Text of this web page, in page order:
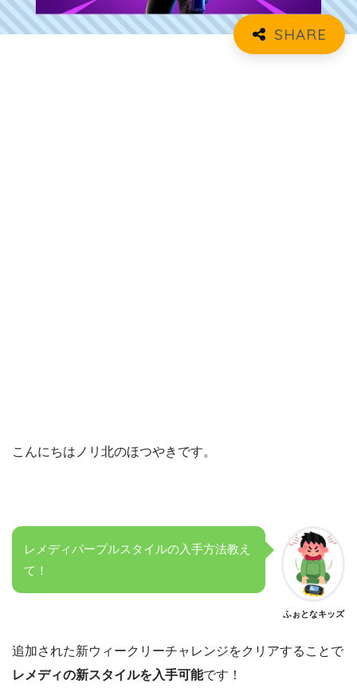
こんにちはノリ北のほつやきです。
レメディパープルスタイルの入手方法教え
て！
ふぉとなキッズ
追加された新ウィークリーチャレンジをクリアすることで
レメディの新スタイルを入手可能です！